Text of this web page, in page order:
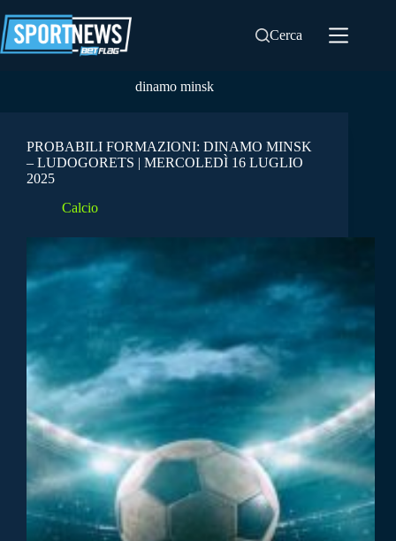
al
contenuto
Cerca
dinamo minsk
PROBABILI FORMAZIONI: DINAMO MINSK
– LUDOGORETS | MERCOLEDÌ 16 LUGLIO
2025
Calcio